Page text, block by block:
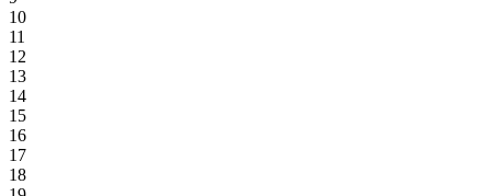
10
11
12
13
14
15
16
17
18